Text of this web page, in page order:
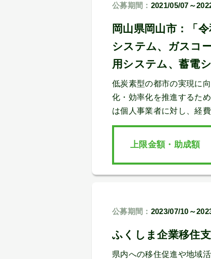
公募期間： 2021/05/07～
岡山県岡山市：「
システム、ガスコ
用システム、蓄電
低炭素型の都市の実現に
化・効率化を推進するた
は個人事業者に対し、経
上限金額・助成額
公募期間： 2023/07/10～
ふくしま企業移住
県内への移住促進や地域